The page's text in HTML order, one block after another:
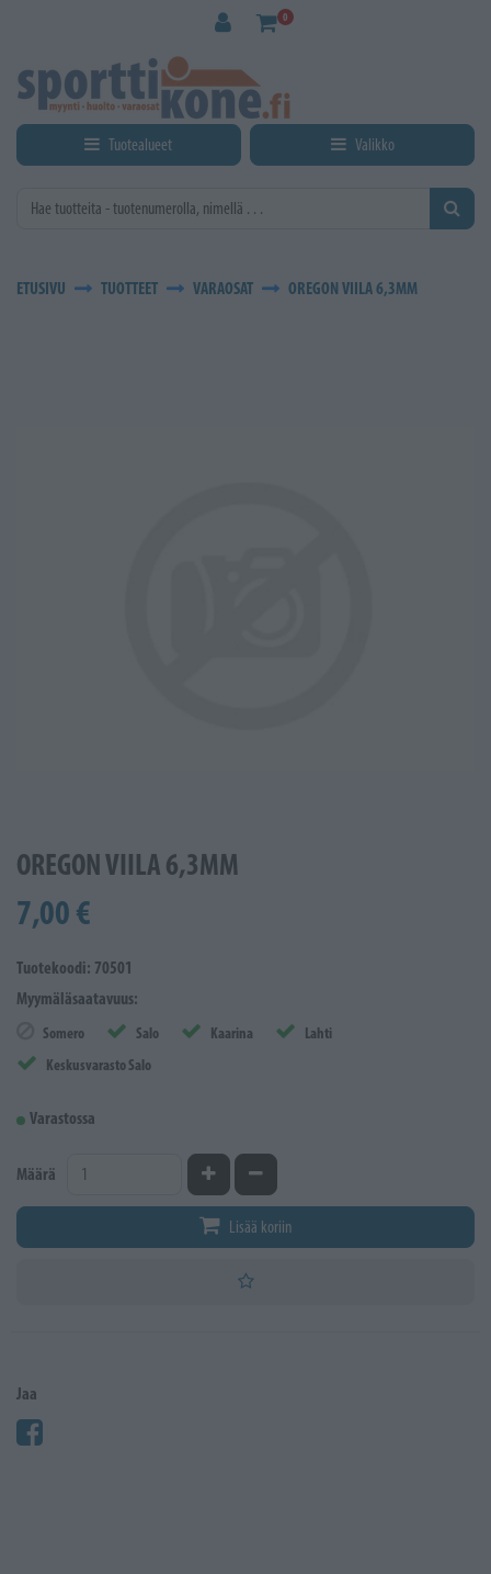
0
Tuotealueet Valikko
ETUSIVU TUOTTEET VARAOSAT OREGON VIILA 6,3MM
OREGON VIILA 6,3MM
7,00 €
Tuotekoodi: 70501
Myymäläsaatavuus:
Somero Salo Kaarina
Lahti
Keskusvarasto Salo
Varastossa
Määrä Kasvata määrääVähennä määrää
Lisää koriin
Jaa